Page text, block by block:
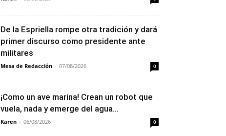
De la Espriella rompe otra tradición y dará
primer discurso como presidente ante
militares
Mesa de Redacción - 07/08/2026 0
¡Como un ave marina! Crean un robot que
vuela, nada y emerge del agua...
Karen - 06/08/2026 0